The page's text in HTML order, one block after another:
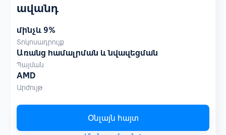
ավանդ
մինչև 9%
Տոկոսադրույք
Առանց համալրման և նվազեցման
Պայման
AMD
Արժույթ
Օնլայն հայտ